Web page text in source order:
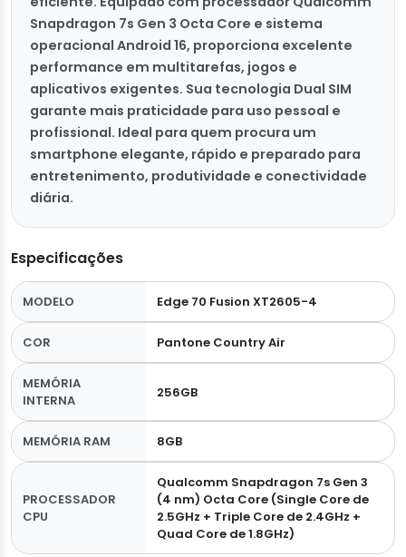
Snapdragon 7s Gen 3 Octa Core e sistema
operacional Android 16, proporciona excelente
performance em multitarefas, jogos e
aplicativos exigentes. Sua tecnologia Dual SIM
garante mais praticidade para uso pessoal e
profissional. Ideal para quem procura um
smartphone elegante, rápido e preparado para
entretenimento, produtividade e conectividade
diária.
Especificações
MODELO Edge 70 Fusion XT2605-4
COR Pantone Country Air
MEMÓRIA
INTERNA
256GB
MEMÓRIA RAM 8GB
PROCESSADOR
CPU
Qualcomm Snapdragon 7s Gen 3
(4 nm) Octa Core (Single Core de
2.5GHz + Triple Core de 2.4GHz +
Quad Core de 1.8GHz)